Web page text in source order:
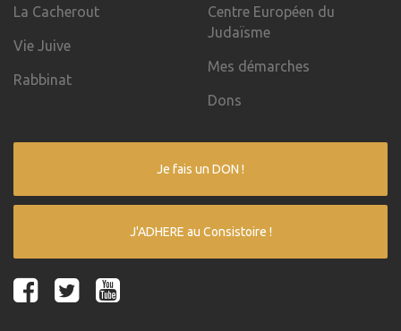
La Cacherout
Vie Juive
Rabbinat
Centre Européen du
Judaïsme
Mes démarches
Dons
Je fais un DON !
J'ADHERE au Consistoire !